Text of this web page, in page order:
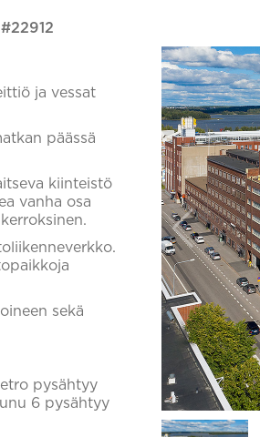
ja vessat
päässä
kiinteistö
vanha osa
sekä
pysähtyy
6 pysähtyy